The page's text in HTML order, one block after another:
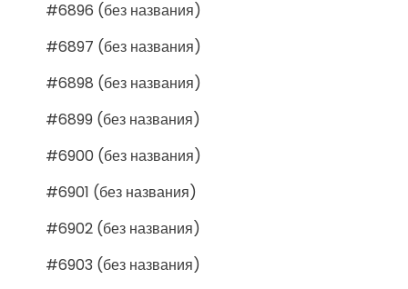
#6896 (без названия)
#6897 (без названия)
#6898 (без названия)
#6899 (без названия)
#6900 (без названия)
#6901 (без названия)
#6902 (без названия)
#6903 (без названия)